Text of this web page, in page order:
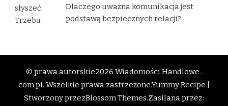
Dlaczego uważna komunikacja jest
podstawą bezpiecznych relacji?
© prawa autorskie2026 Wiadomości Handlowe .
com.pl. Wszelkie prawa zastrzeżone.Yummy Recipe |
Stworzony przezBlossom Themes.Zasilana przez: